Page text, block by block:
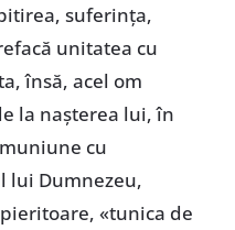
suferința,
unitatea cu
însă, acel om
la nașterea lui, în
cu
lui Dumnezeu,
«tunica de